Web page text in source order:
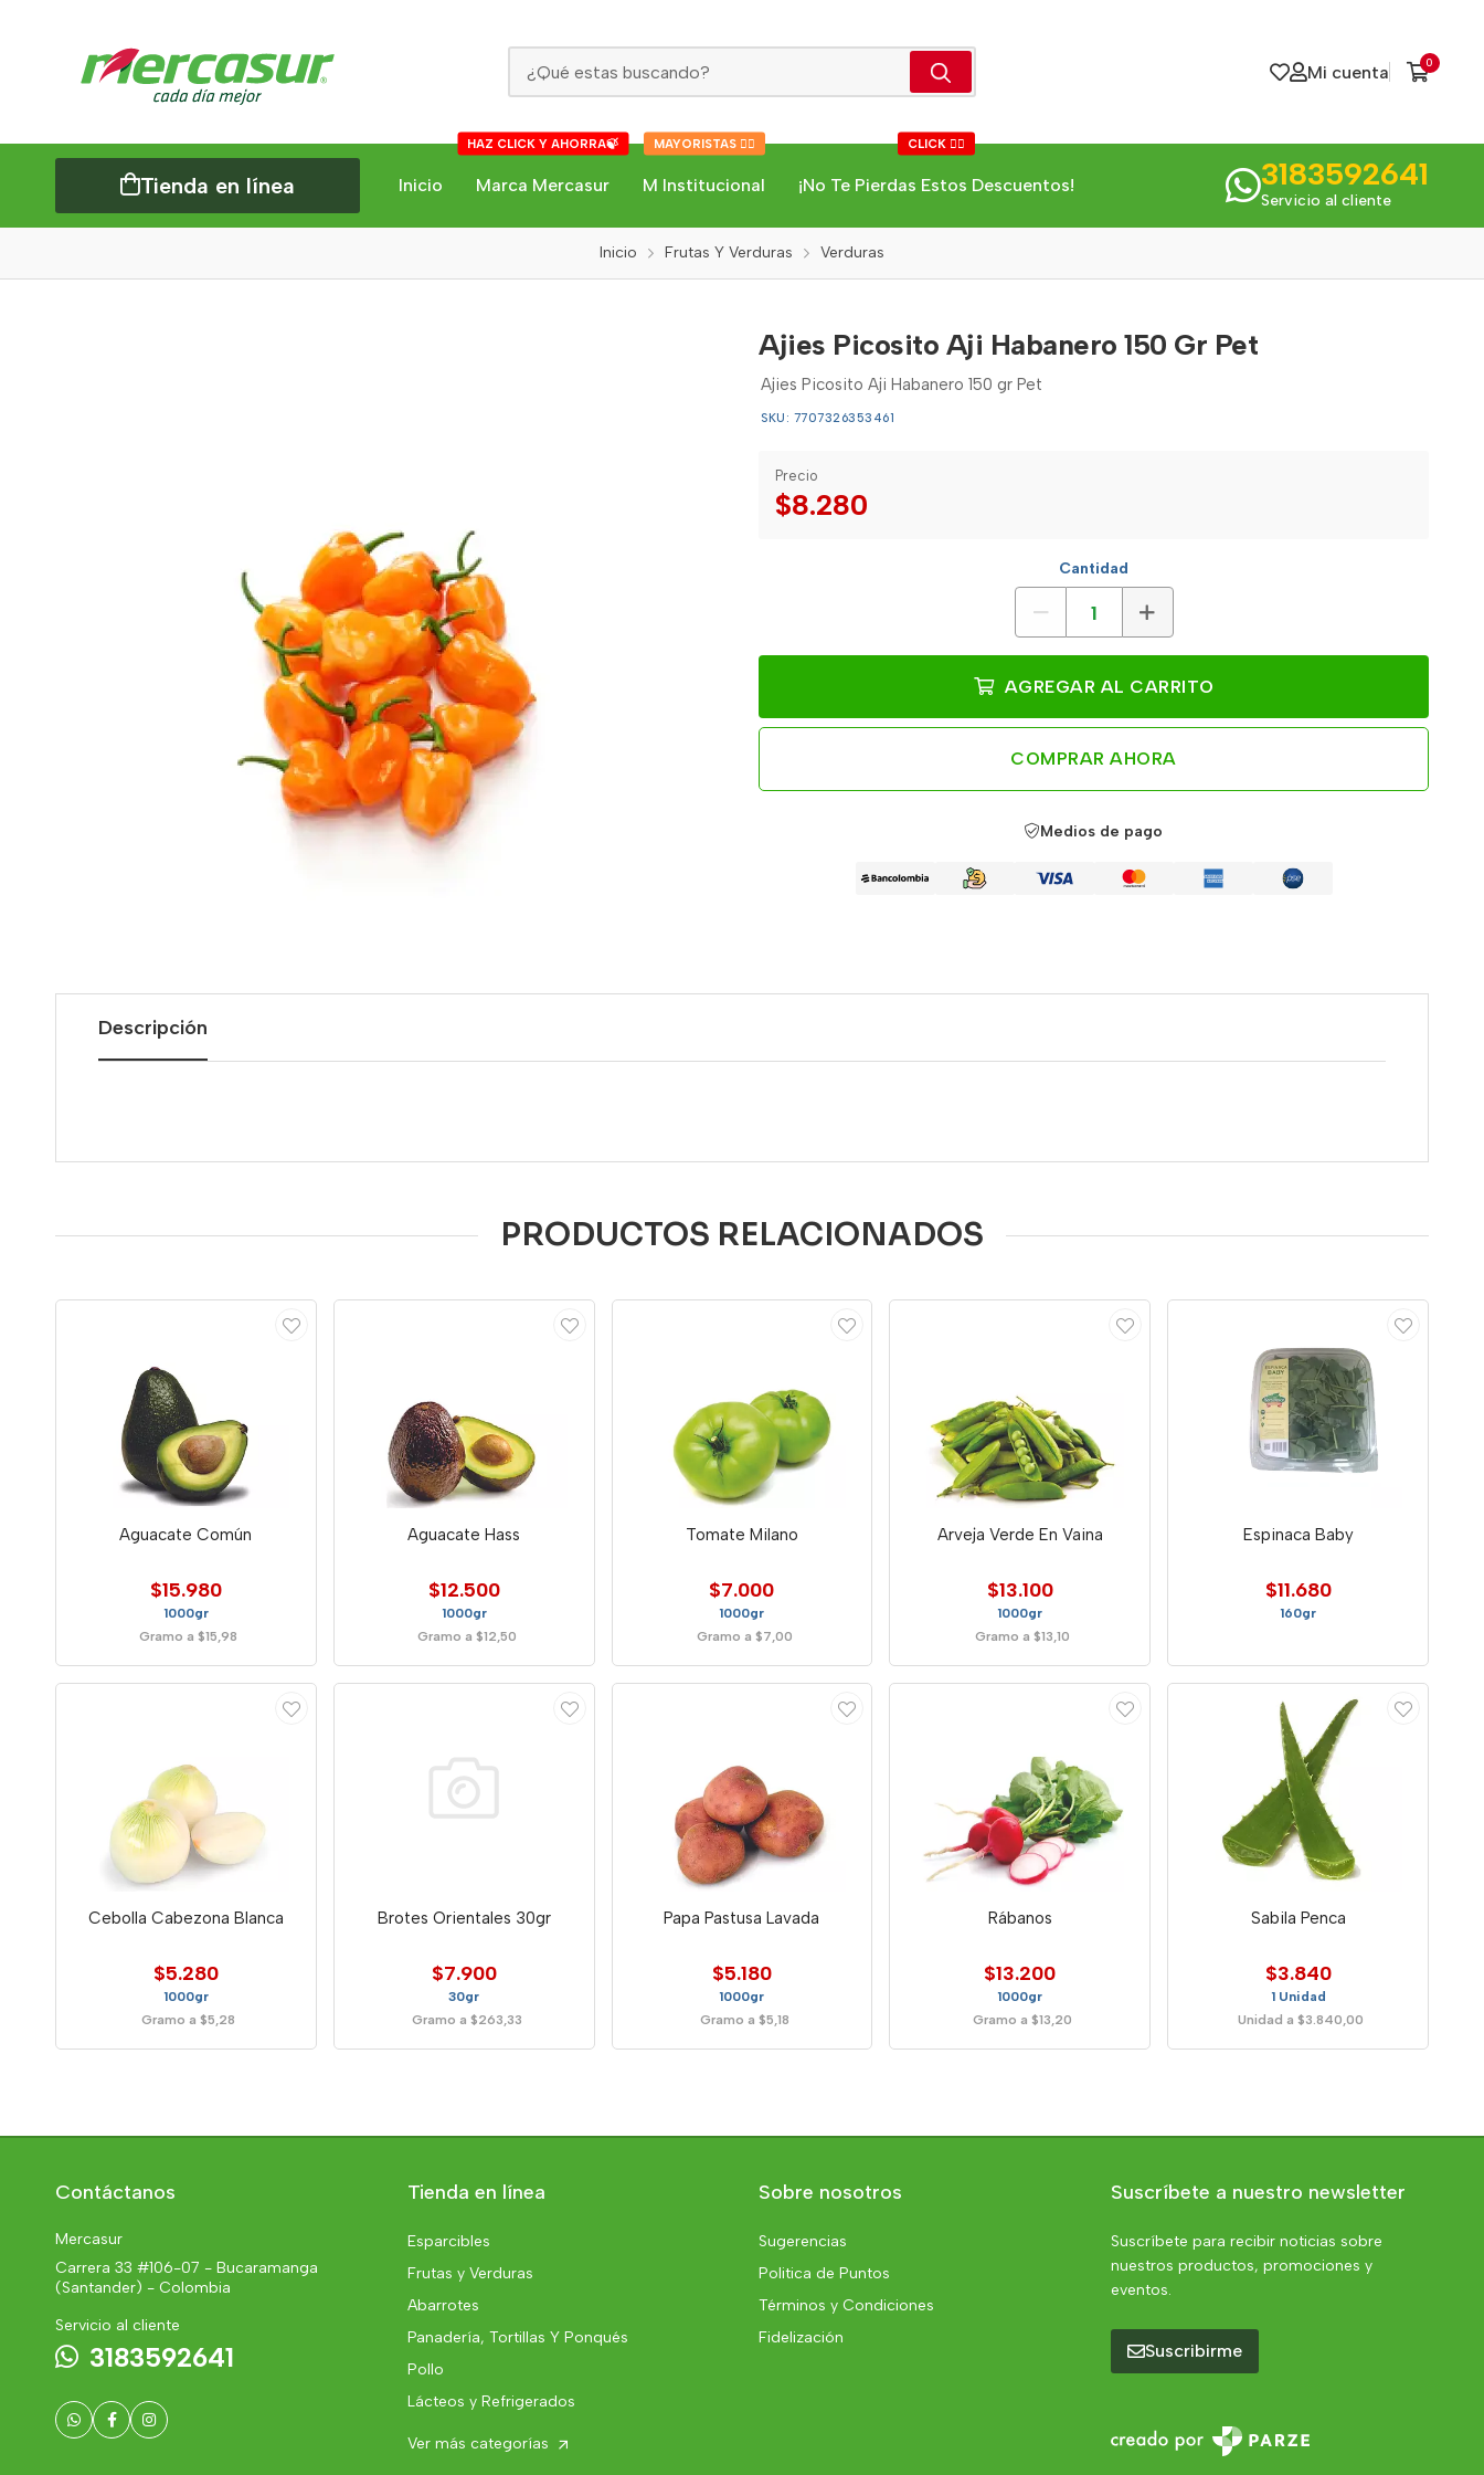
Mi cuenta 0
Tienda en línea Inicio Marca Mercasur
HAZ CLICK Y AHORRA🍃
M Institucional
MAYORISTAS 👇🏻
¡No Te Pierdas Estos Descuentos!
CLICK 👇🏻
3183592641
Servicio al cliente
Inicio Frutas Y Verduras Verduras
Ajies Picosito Aji Habanero 150 Gr Pet
Ajies Picosito Aji Habanero 150 gr Pet
SKU: 7707326353461
Precio
$8.280
Cantidad
AGREGAR AL CARRITO
COMPRAR AHORA
Medios de pago
Descripción
PRODUCTOS RELACIONADOS
Aguacate Común
$15.980
1000gr
Gramo a $15,98
Aguacate Hass
$12.500
1000gr
Gramo a $12,50
Tomate Milano
$7.000
1000gr
Gramo a $7,00
Arveja Verde En Vaina
$13.100
1000gr
Gramo a $13,10
Espinaca Baby
$11.680
160gr
Cebolla Cabezona Blanca
$5.280
1000gr
Gramo a $5,28
Brotes Orientales 30gr
$7.900
30gr
Gramo a $263,33
Papa Pastusa Lavada
$5.180
1000gr
Gramo a $5,18
Rábanos
$13.200
1000gr
Gramo a $13,20
Sabila Penca
$3.840
1 Unidad
Unidad a $3.840,00
Contáctanos
Mercasur
Carrera 33 #106-07 - Bucaramanga
(Santander) - Colombia
Servicio al cliente
3183592641
Tienda en línea
Esparcibles
Frutas y Verduras
Abarrotes
Panadería, Tortillas Y Ponqués
Pollo
Lácteos y Refrigerados
Ver más categorías
Sobre nosotros
Sugerencias
Politica de Puntos
Términos y Condiciones
Fidelización
Suscríbete a nuestro newsletter
Suscríbete para recibir noticias sobre
nuestros productos, promociones y
eventos.
Suscribirme